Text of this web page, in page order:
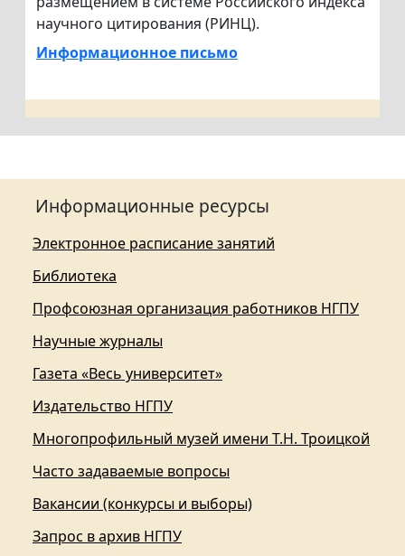
научного цитирования (РИНЦ).
Информационное письмо
Информационные ресурсы
Электронное расписание занятий
Библиотека
Профсоюзная организация работников НГПУ
Научные журналы
Газета «Весь университет»
Издательство НГПУ
Многопрофильный музей имени Т.Н. Троицкой
Часто задаваемые вопросы
Вакансии (конкурсы и выборы)
Запрос в архив НГПУ